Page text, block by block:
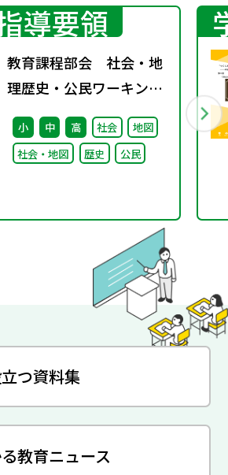
導要領
教育課程部会 社会・地
理歴史・公民ワーキング
（第4回） 配付資料
小 中 高 社会
地図
社会・地図
歴史 公民
つ資料集
教育ニュース